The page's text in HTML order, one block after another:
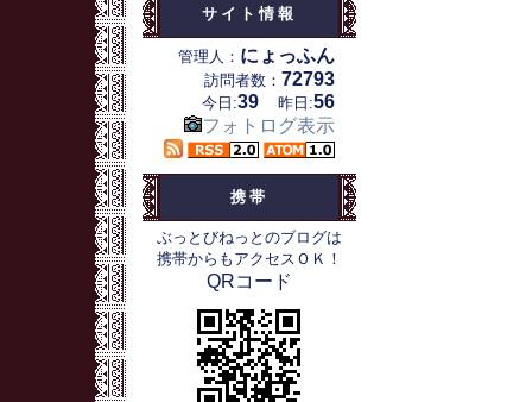
サイト情報
管理人： にょっふん
訪問者数： 72793
今日:39 昨日:56
フォトログ表示
携帯
ぶっとびねっとのブログは
携帯からもアクセスＯＫ！
QRコード